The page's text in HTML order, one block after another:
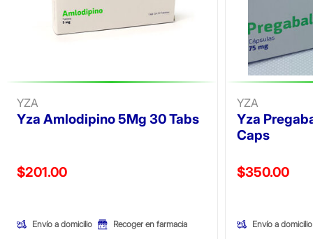
YZA
Yza Amlodipino 5Mg 30 Tabs
Precio reducido de
$201.00
Envío a domicilio Recoger en farmacia
YZA
Yza
Caps
Precio
$350.00
Envío a domicilio